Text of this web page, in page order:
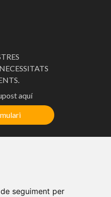
seguiment per
aquí